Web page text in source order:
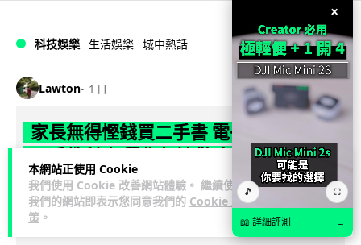
本網站正使用 Cookie
我們使用 Cookie 改善網站體驗。 繼續使用
我們的網站即表示您同意我們的 Cookie 政
策 。
科技娛樂 生活娛樂 城中熱話
Lawton 1 日
家長無得慳錢買二手書 電子啟動碼鎖死
社福界立法會議員陳文宜指，一間中學書單價錢按年加 14.7%
遠超通漲，令家長難以負擔。而且電子教材啟動碼這項設計，
×
🎵 ⛶
📖 詳細評測 →